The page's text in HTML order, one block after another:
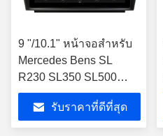
9 "/10.1" หน้าจอสำหรับ
Mercedes Bens SL
R230 SL350 SL500
SL55 SL600 SL65
2001-2007 รถสเตอริโอ
รับราคาที่ดีที่สุด